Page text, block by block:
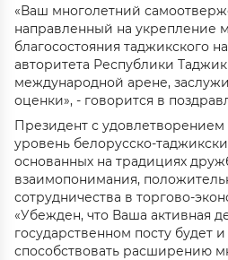
«Ваш многолетний
направленный на укрепление
благосостояния таджикского
авторитета Республики
международной арене,
оценки», - говорится в
Президент с удовлетворением
уровень белорусско-
основанных на традициях
взаимопонимания,
сотрудничества в торгово-
«Убежден, что Ваша активная
государственном посту будет
способствовать расширению